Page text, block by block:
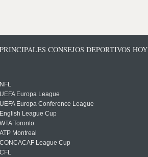
PRINCIPALES CONSEJOS DEPORTIVOS HOY
NFL
UEFA Europa League
UEFA Europa Conference League
English League Cup
WTA Toronto
ATP Montreal
CONCACAF League Cup
CFL